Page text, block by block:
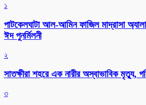
১
পাটকেলঘাটা আল-আমিন ফাজিল মাদ্রাসা
ঈদ পুনর্মিলনী
২
সাতক্ষীরা শহরে এক নারীর অস্বাভাবিক মৃত্যু,
৩